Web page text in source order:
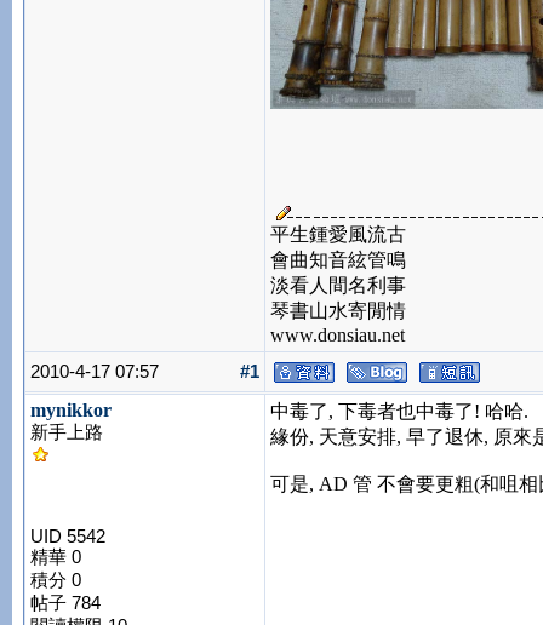
平生鍾愛風流古
會曲知音絃管鳴
淡看人間名利事
琴書山水寄閒情
www.donsiau.net
2010-4-17 07:57
#1
mynikkor
新手上路
UID 5542
精華 0
積分 0
帖子 784
中毒了, 下毒者也中毒了! 哈哈.
緣份, 天意安排, 早了退休, 原
可是, AD 管 不會要更粗(和咀相